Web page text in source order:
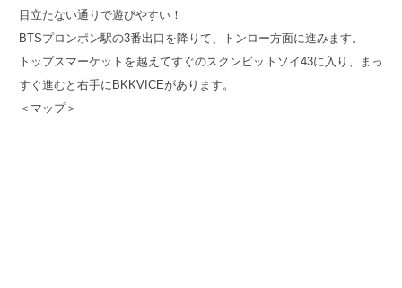
目立たない通りで遊びやすい！
BTSプロンポン駅の3番出口を降りて、トンロー方面に進みます。
トップスマーケットを越えてすぐのスクンビットソイ43に入り、まっ
すぐ進むと右手にBKKVICEがあります。
＜マップ＞